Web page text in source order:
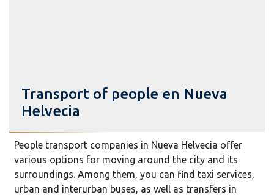
Transport of people en Nueva
Helvecia
People transport companies in Nueva Helvecia offer
various options for moving around the city and its
surroundings. Among them, you can find taxi services,
urban and interurban buses, as well as transfers in